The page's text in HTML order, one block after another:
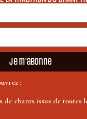
Je m'abonne
:
de chants issus de toutes